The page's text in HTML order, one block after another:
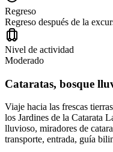
Regreso
Regreso después de la
Nivel de actividad
Moderado
Cataratas, bosque
Viaje hacia las frescas
los Jardines de la Catarata
lluvioso, miradores de
transporte, entrada, guía